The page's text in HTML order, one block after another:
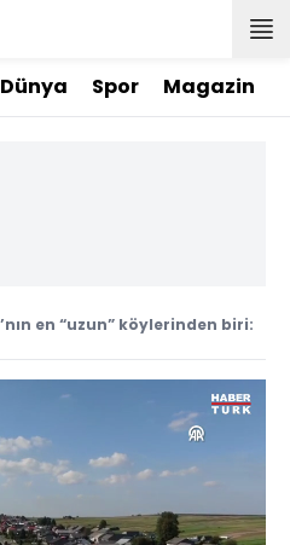
Dünya Spor Magazin
en “uzun” köylerinden biri: